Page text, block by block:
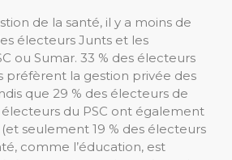
de la santé, il y a moins de
électeurs Junts et les
ou Sumar. 33 % des électeurs
préfèrent la gestion privée des
que 29 % des électeurs de
électeurs du PSC ont également
seulement 19 % des électeurs
comme l’éducation, est